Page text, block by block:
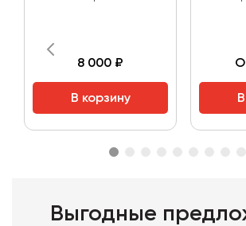
8 000 ₽
В корзину
Выгодные